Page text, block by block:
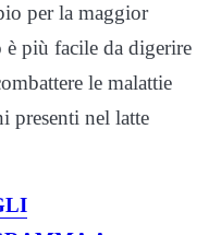
per la maggior
più facile da digerire
le malattie
presenti nel latte